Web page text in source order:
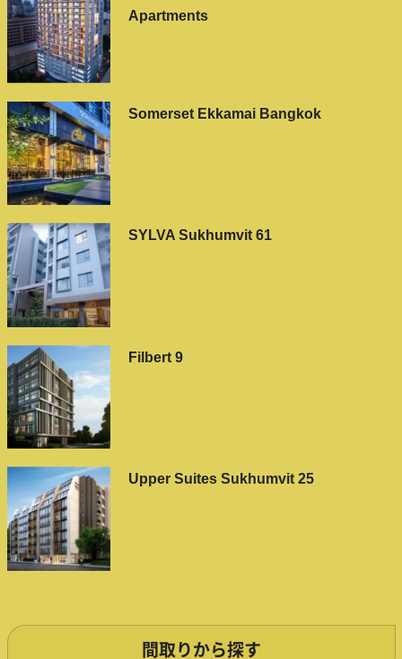
Apartments
Somerset Ekkamai Bangkok
SYLVA Sukhumvit 61
Filbert 9
Upper Suites Sukhumvit 25
間取りから探す